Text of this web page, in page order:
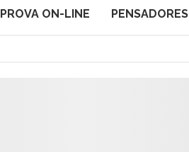
PROVA ON-LINE PENSADORES